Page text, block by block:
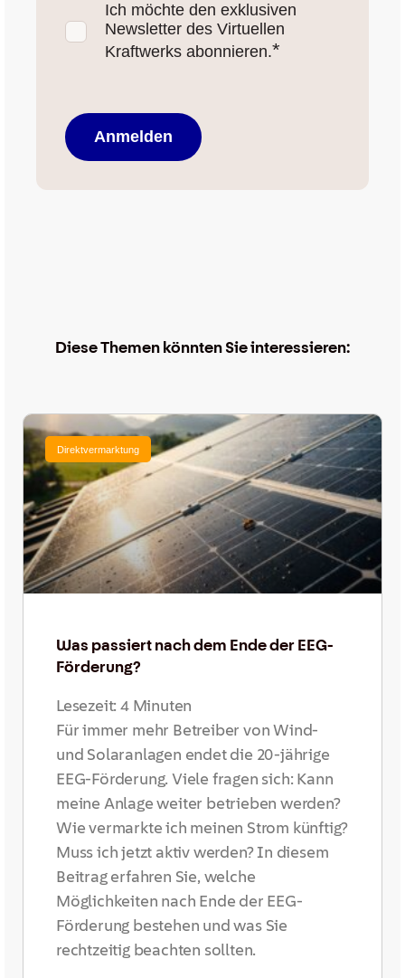
Ich möchte den exklusiven
Newsletter des Virtuellen
Kraftwerks abonnieren.*
Diese Themen könnten Sie interessieren:
Direktvermarktung
Was passiert nach dem Ende der EEG-
Förderung?
Lesezeit: 4 Minuten
Für immer mehr Betreiber von Wind-
und Solaranlagen endet die 20-jährige
EEG-Förderung. Viele fragen sich: Kann
meine Anlage weiter betrieben werden?
Wie vermarkte ich meinen Strom künftig?
Muss ich jetzt aktiv werden? In diesem
Beitrag erfahren Sie, welche
Möglichkeiten nach Ende der EEG-
Förderung bestehen und was Sie
rechtzeitig beachten sollten.